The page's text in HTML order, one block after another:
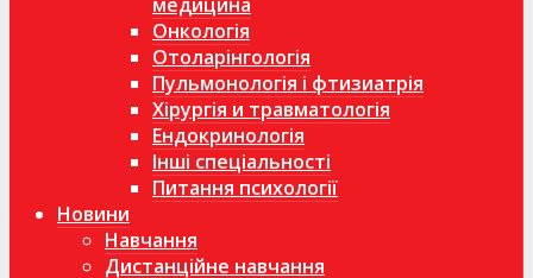
Онкологія
Отоларінгологія
Пульмонологія і фтизиатрія
Хірургія и травматологія
Ендокринологія
Інші спеціальності
Питання психології
Новини
Навчання
Дистанційне навчання